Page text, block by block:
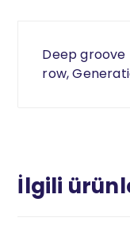
Deep groove
row,
İlgili